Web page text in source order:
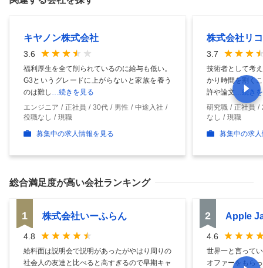
キヤノン株式会社
3.6
福利厚生を全て削られているのに給与も低い。
G3というグレードに上がらないと家族を養う
のは難し
…続きを見る
エンジニア
正社員 30代 男性
中途入社
役職なし
現職
募集中の求人情報を見る
株式会社リ
3.7
技術者として考
かり時間を割く
許や論文
…続き
研究職
正社員
なし
現職
募集中の求
総合満足度が高い会社ランキング
1 株式会社いーふらん
4.8
給料面は説明会で説明があったがやはり周りの
社会人の友達と比べると高すぎるので早期キャ
2 Apple
4.6
世界一と言って
オファーをもら